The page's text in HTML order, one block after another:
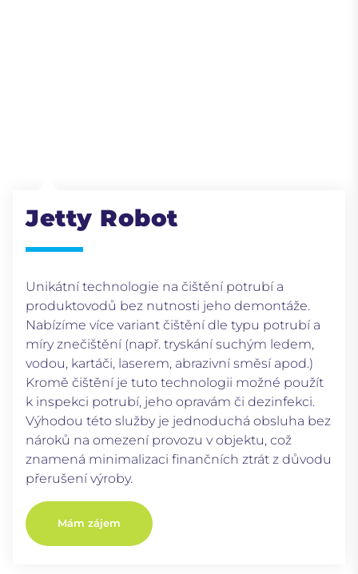
Jetty Robot
Unikátní technologie na čištění potrubí a
produktovodů bez nutnosti jeho demontáže.
Nabízíme více variant čištění dle typu potrubí a
míry znečištění (např. tryskání suchým ledem,
vodou, kartáči, laserem, abrazivní směsí apod.)
Kromě čištění je tuto technologii možné použít
k inspekci potrubí, jeho opravám či dezinfekci.
Výhodou této služby je jednoduchá obsluha bez
nároků na omezení provozu v objektu, což
znamená minimalizaci finančních ztrát z důvodu
přerušení výroby.
Mám zájem